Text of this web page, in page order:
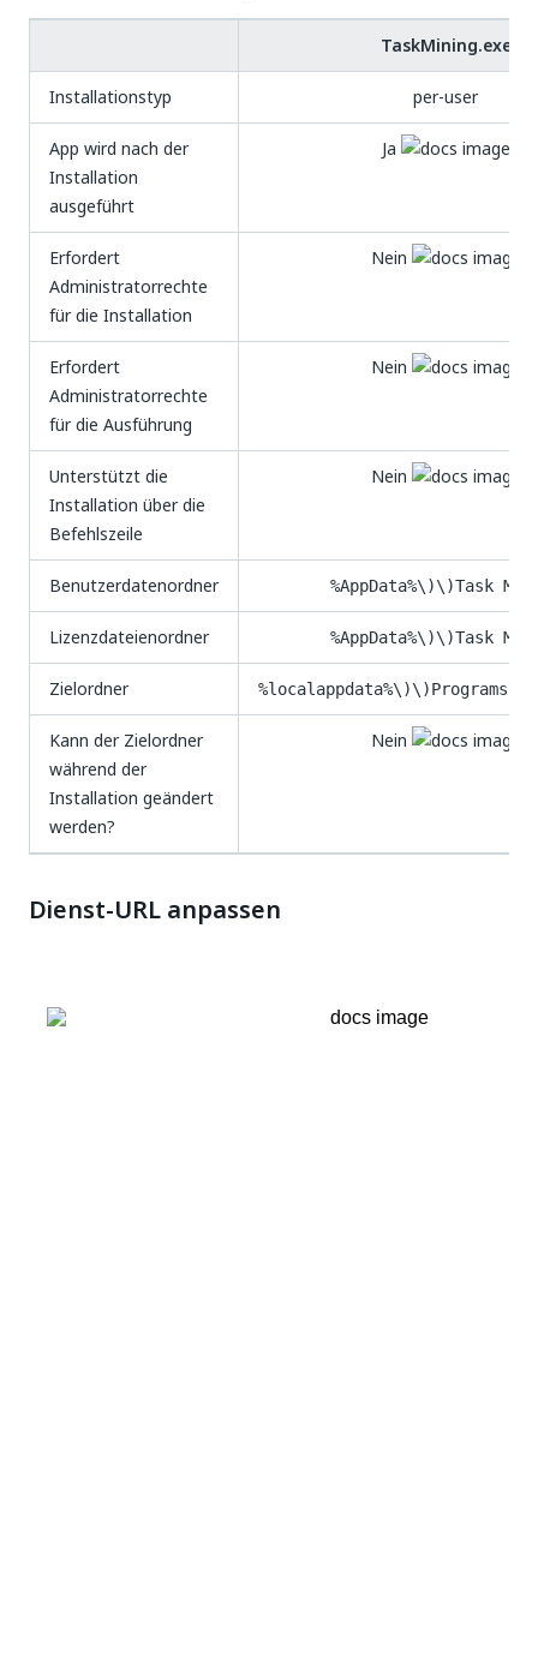
TaskMining.exe
Installationstyp per-user
App wird nach der
Installation
ausgeführt
Ja
Erfordert
Administratorrechte
für die Installation
Nein
Erfordert
Administratorrechte
für die Ausführung
Nein
Unterstützt die
Installation über die
Befehlszeile
Nein
Benutzerdatenordner %AppData%\)\)Task
Lizenzdateienordner %AppData%\)\)Task
Zielordner %localappdata%\)\)Programs\)
Kann der Zielordner
während der
Installation geändert
werden?
Nein
Dienst-URL anpassen